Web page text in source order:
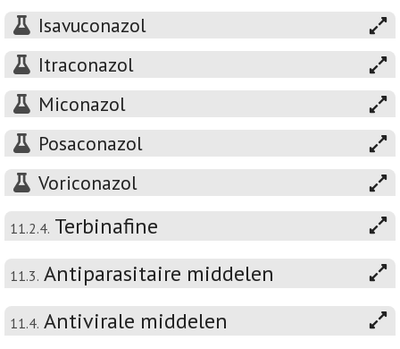
Isavuconazol
Itraconazol
Miconazol
Posaconazol
Voriconazol
11.2.4. Terbinafine
11.3. Antiparasitaire middelen
11.4. Antivirale middelen